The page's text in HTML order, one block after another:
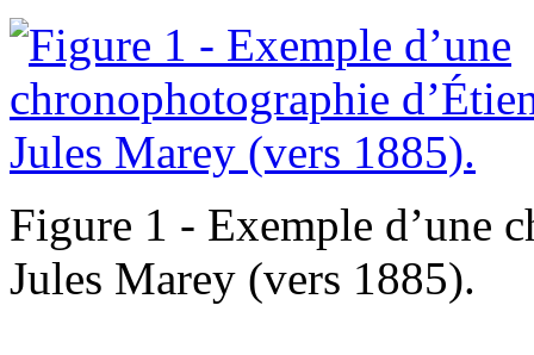
Figure 1 - Exemple d’une
Jules Marey (vers 1885).